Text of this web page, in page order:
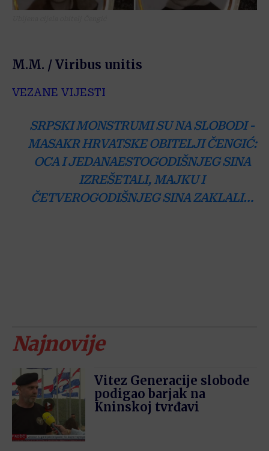
M.M. / Viribus unitis
VEZANE VIJESTI
SRPSKI MONSTRUMI SU NA SLOBODI -
MASAKR HRVATSKE OBITELJI ČENGIĆ:
OCA I JEDANAESTOGODIŠNJEG SINA
IZREŠETALI, MAJKU I
ČETVEROGODIŠNJEG SINA ZAKLALI…
Najnovije
Vitez Generacije slobode
podigao barjak na
Kninskoj tvrđavi